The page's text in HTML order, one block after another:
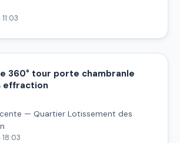
360° tour porte chambranle
effraction
— Quartier Lotissement des